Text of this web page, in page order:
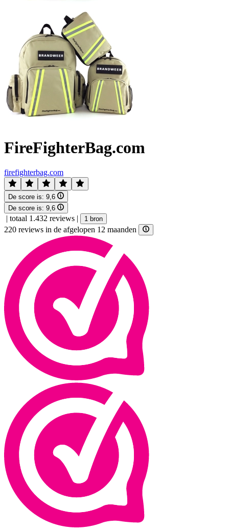
FireFighterBag.com
firefighterbag.com
De score is: 9,6
De score is: 9,6
| totaal 1.432 reviews | 1 bron
220 reviews in de afgelopen 12 maanden